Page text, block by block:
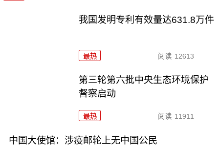
我国发明专利有效量达631.8万件
最热 阅读 12613
第三轮第六批中央生态环境保护
督察启动
最热 阅读 11911
中国大使馆：涉疫邮轮上无中国公民